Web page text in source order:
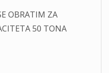
OBRATIM ZA
50 TONA